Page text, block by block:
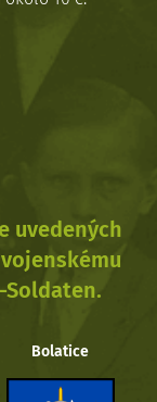
uvedených
Bolatice